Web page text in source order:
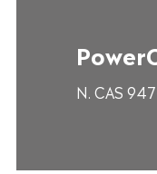
N. CAS